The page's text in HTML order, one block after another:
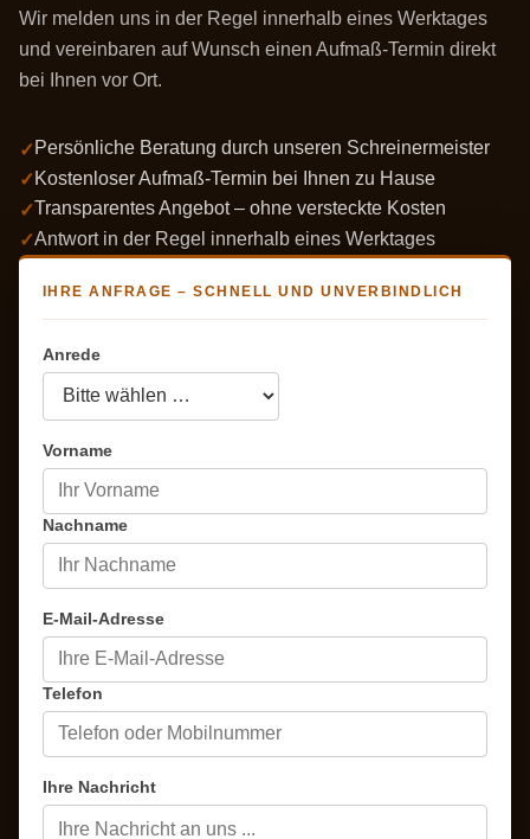
Wir melden uns in der Regel innerhalb eines Werktages
und vereinbaren auf Wunsch einen Aufmaß-Termin direkt
bei Ihnen vor Ort.
Persönliche Beratung durch unseren Schreinermeister
Kostenloser Aufmaß-Termin bei Ihnen zu Hause
Transparentes Angebot – ohne versteckte Kosten
Antwort in der Regel innerhalb eines Werktages
IHRE ANFRAGE – SCHNELL UND UNVERBINDLICH
Anrede
Vorname
Nachname
E-Mail-Adresse
Telefon
Ihre Nachricht